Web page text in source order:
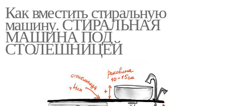
Как вместить стиральную
машину. СТИРАЛЬНАЯ
МАШИНА ПОД
СТОЛЕШНИЦЕЙ